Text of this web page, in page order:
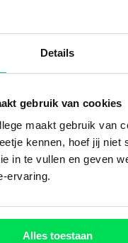
Details
gebruik van cookies
maakt gebruik van
kennen, hoef jij niet
in te vullen en geven
ervaring.
Alles toestaan
jaarplanning te